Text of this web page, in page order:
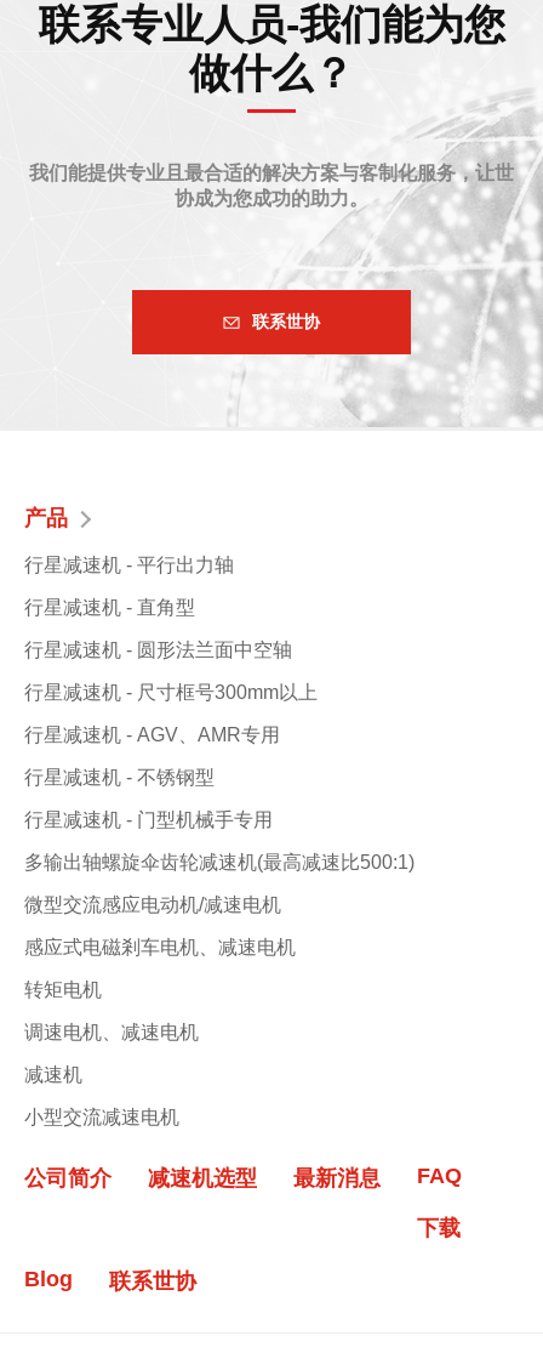
联系专业人员-我们能为您
做什么？
我们能提供专业且最合适的解决方案与客制化服务，让世
协成为您成功的助力。
联系世协
产品
行星减速机 - 平行出力轴
行星减速机 - 直角型
行星减速机 - 圆形法兰面中空轴
行星减速机 - 尺寸框号300mm以上
行星减速机 - AGV、AMR专用
行星减速机 - 不锈钢型
行星减速机 - 门型机械手专用
多输出轴螺旋伞齿轮减速机(最高减速比500:1)
微型交流感应电动机/减速电机
感应式电磁剎车电机、减速电机
转矩电机
调速电机、减速电机
减速机
小型交流减速电机
公司简介 减速机选型 最新消息 FAQ
下载
Blog 联系世协